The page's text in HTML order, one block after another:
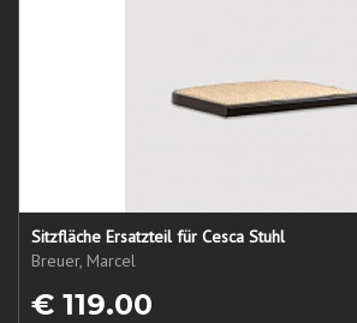
Sitzfläche Ersatzteil für Cesca Stuhl
Breuer, Marcel
€ 119.00